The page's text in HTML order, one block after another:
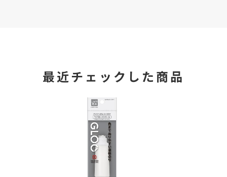
最近チェックした商品